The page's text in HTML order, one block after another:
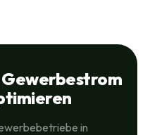
in